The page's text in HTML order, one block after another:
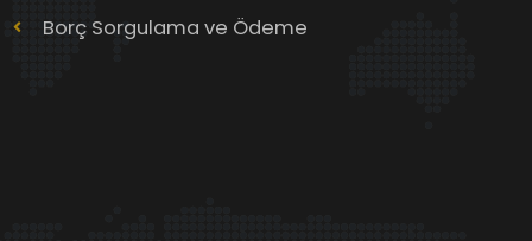
Borç Sorgulama ve Ödeme